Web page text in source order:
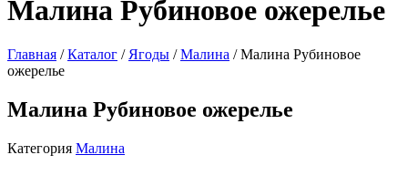
Малина Рубиновое ожерелье
Главная /Каталог / Ягоды /Малина / Малина Рубиновое
ожерелье
Малина Рубиновое ожерелье
Категория Малина